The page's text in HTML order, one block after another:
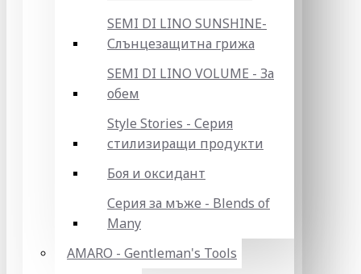
SEMI DI LINO SUNSHINE-
Слънцезащитна грижа
SEMI DI LINO VOLUME - За
обем
Style Stories - Серия
стилизиращи продукти
Боя и оксидант
Серия за мъже - Blends of
Many
AMARO - Gentleman's Tools